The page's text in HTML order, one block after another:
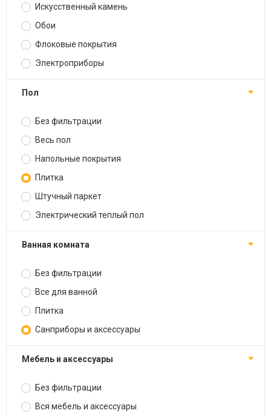
Искусственный камень
Обои
Флоковые покрытия
Электроприборы
Пол
Без фильтрации
Весь пол
Напольные покрытия
Плитка
Штучный паркет
Электрический теплый пол
Ванная комната
Без фильтрации
Все для ванной
Плитка
Санприборы и аксессуары
Мебель и аксессуары
Без фильтрации
Вся мебель и аксессуары